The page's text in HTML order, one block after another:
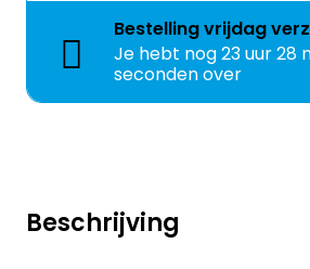
Beschrijving
Bestellingvrijdag
Je hebt nog23 uur 28
seconden over